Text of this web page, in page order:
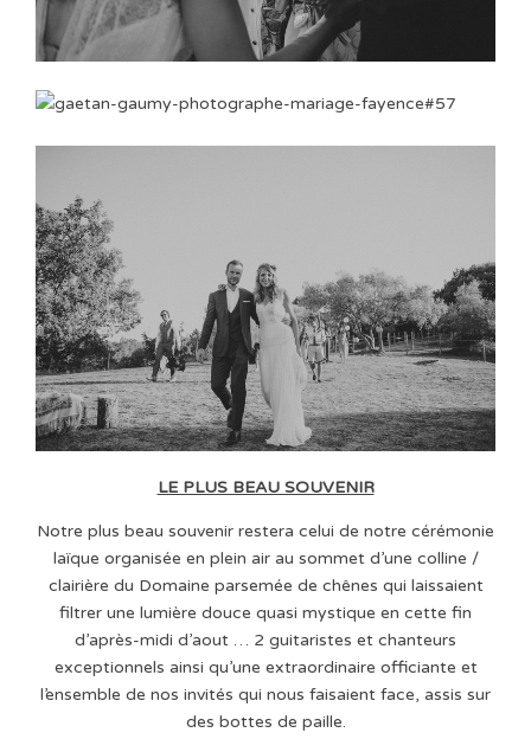
LE PLUS BEAU SOUVENIR
Notre plus beau souvenir restera celui de notre cérémonie
laïque organisée en plein air au sommet d’une colline /
clairière du Domaine parsemée de chênes qui laissaient
filtrer une lumière douce quasi mystique en cette fin
d’après-midi d’aout … 2 guitaristes et chanteurs
exceptionnels ainsi qu’une extraordinaire officiante et
l’ensemble de nos invités qui nous faisaient face, assis sur
des bottes de paille.